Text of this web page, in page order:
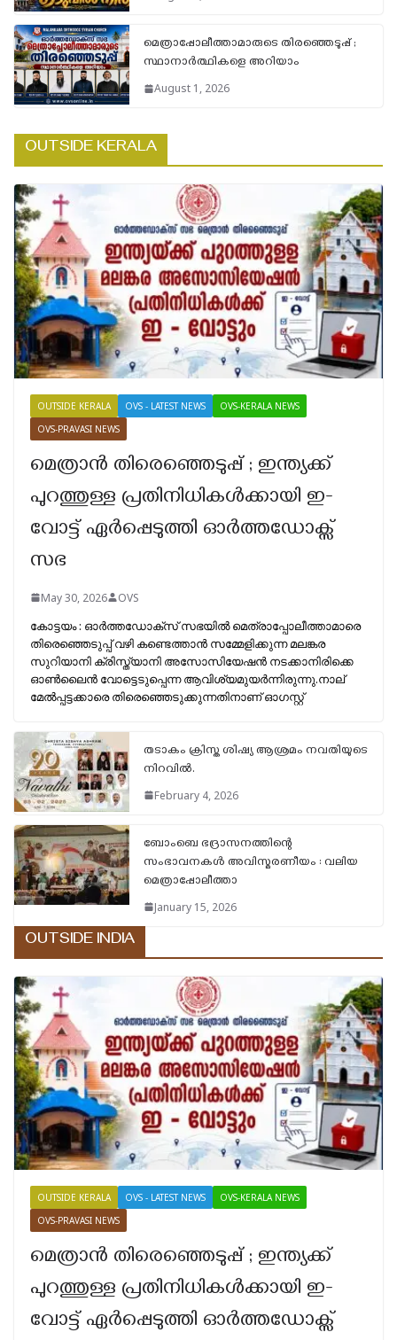
മെത്രാപ്പോലീത്താമാരുടെ തിരഞ്ഞെടുപ്പ് ;
സ്ഥാനാർത്ഥികളെ അറിയാം
August 1, 2026
OUTSIDE KERALA
OUTSIDE KERALA OVS - LATEST NEWS
OVS-KERALA NEWS
OVS-PRAVASI NEWS
മെത്രാൻ തിരെഞ്ഞെടുപ്പ് ; ഇന്ത്യക്ക്
പുറത്തുള്ള പ്രതിനിധികൾക്കായി ഇ-
വോട്ട് ഏർപ്പെടുത്തി ഓർത്തഡോക്സ്
സഭ
May 30, 2026 OVS
കോട്ടയം : ഓർത്തഡോക്സ് സഭയിൽ മെത്രാപ്പോലീത്താമാരെ
തിരെഞ്ഞെടുപ്പ് വഴി കണ്ടെത്താൻ സമ്മേളിക്കുന്ന മലങ്കര
സുറിയാനി ക്രിസ്ത്യാനി അസോസിയേഷൻ നടക്കാനിരിക്കെ
ഓൺലൈൻ വോട്ടെടുപ്പെന്ന ആവിശ്യമുയർന്നിരുന്നു.നാല്
മേൽപ്പട്ടക്കാരെ തിരെഞ്ഞെടുക്കുന്നതിനാണ് ഓഗസ്റ്റ്‌
തടാകം ക്രിസ്ത ശിഷ്യ ആശ്രമം നവതിയുടെ
നിറവിൽ.
February 4, 2026
ബോംബെ ഭദ്രാസനത്തിന്റെ
സംഭാവനകൾ അവിസ്മരണീയം : വലിയ
മെത്രാപ്പോലീത്താ
January 15, 2026
OUTSIDE INDIA
OUTSIDE KERALA OVS - LATEST NEWS
OVS-KERALA NEWS
OVS-PRAVASI NEWS
മെത്രാൻ തിരെഞ്ഞെടുപ്പ് ; ഇന്ത്യക്ക്
പുറത്തുള്ള പ്രതിനിധികൾക്കായി ഇ-
വോട്ട് ഏർപ്പെടുത്തി ഓർത്തഡോക്സ്